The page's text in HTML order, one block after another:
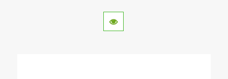
est réputé pour sa résistance au feu.